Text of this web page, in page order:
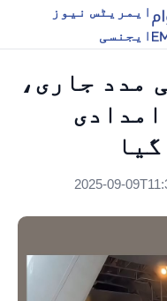
ایمریٹس نیوز
ایجنسی
مدد جاری،
2025-09-